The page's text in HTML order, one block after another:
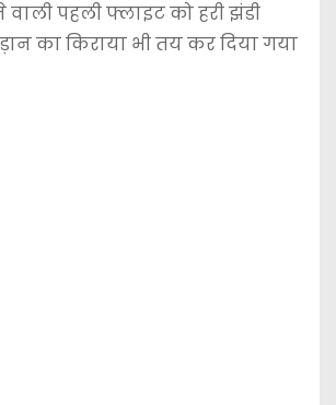
पहली फ्लाइट को हरी झंडी
का किराया भी तय कर दिया गया